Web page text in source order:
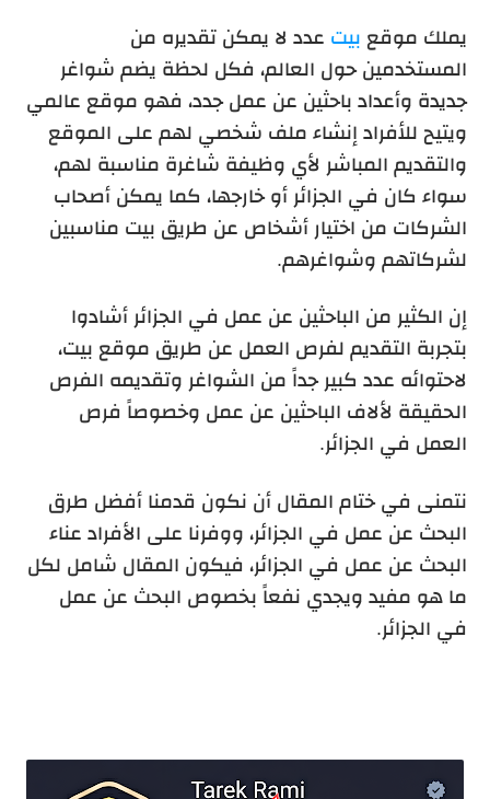
يملك موقع بيت عدد لا يمكن تقديره من
المستخدمين حول العالم، فكل لحظة يضم شواغر
جديدة وأعداد باحثين عن عمل جدد، فهو موقع عالمي
ويتيح للأفراد إنشاء ملف شخصي لهم على الموقع
والتقديم المباشر لأي وظيفة شاغرة مناسبة لهم،
سواء كان في الجزائر أو خارجها، كما يمكن أصحاب
الشركات من اختيار أشخاص عن طريق بيت مناسبين
لشركاتهم وشواغرهم.
إن الكثير من الباحثين عن عمل في الجزائر أشادوا
بتجربة التقديم لفرص العمل عن طريق موقع بيت،
لاحتوائه عدد كبير جداً من الشواغر وتقديمه الفرص
الحقيقة لألاف الباحثين عن عمل وخصوصاً فرص
العمل في الجزائر.
نتمنى في ختام المقال أن نكون قدمنا أفضل طرق
البحث عن عمل في الجزائر، ووفرنا على الأفراد عناء
البحث عن عمل في الجزائر، فيكون المقال شامل لكل
ما هو مفيد ويجدي نفعاً بخصوص البحث عن عمل
في الجزائر.